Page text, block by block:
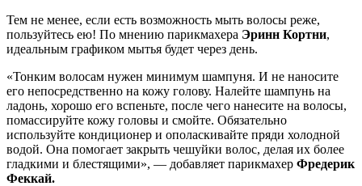
Тем не менее, если есть возможность мыть волосы реже,
пользуйтесь ею! По мнению парикмахера Эринн Кортни,
идеальным графиком мытья будет через день.
«Тонким волосам нужен минимум шампуня. И не наносите
его непосредственно на кожу голову. Налейте шампунь на
ладонь, хорошо его вспеньте, после чего нанесите на волосы,
помассируйте кожу головы и смойте. Обязательно
используйте кондиционер и ополаскивайте пряди холодной
водой. Она помогает закрыть чешуйки волос, делая их более
гладкими и блестящими», — добавляет парикмахер Фредерик
Феккай.